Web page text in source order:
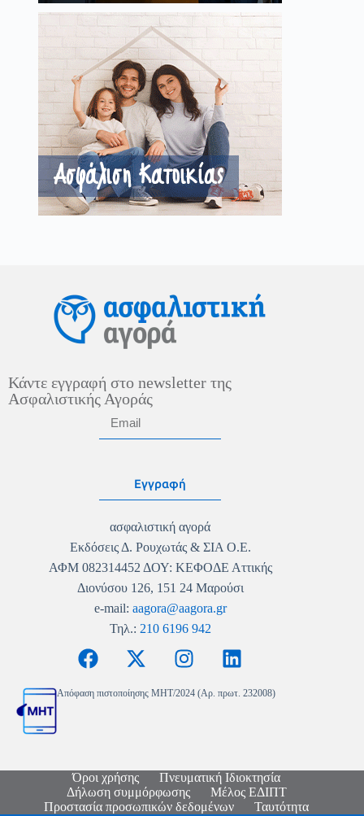
Κάντε εγγραφή στο newsletter της
Ασφαλιστικής Αγοράς
Εγγραφή
ασφαλιστική αγορά
Εκδόσεις Δ. Ρουχωτάς & ΣΙΑ Ο.Ε.
ΑΦΜ 082314452 ΔΟΥ: ΚΕΦΟΔΕ Αττικής
Διονύσου 126, 151 24 Μαρούσι
e-mail: aagora@aagora.gr
Τηλ.: 210 6196 942
Απόφαση πιστοποίησης MHT/2024 (Αρ. πρωτ. 232008)
Όροι χρήσης
Πνευματική Ιδιοκτησία
Δήλωση συμμόρφωσης
Μέλος ΕΔΙΠΤ
Προστασία προσωπικών δεδομένων
Ταυτότητα